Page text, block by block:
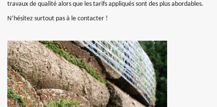
travaux de qualité alors que les tarifs appliqués sont des plus abordables.
N’hésitez surtout pas à le contacter !